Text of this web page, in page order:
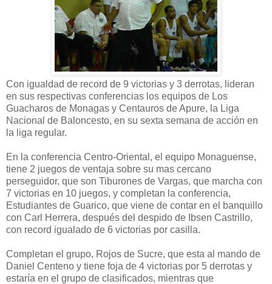
Con igualdad de record de 9 victorias y 3 derrotas, lideran
en sus respectivas conferencias los equipos de Los
Guacharos de Monagas y Centauros de Apure, la Liga
Nacional de Baloncesto, en su sexta semana de acción en
la liga regular.
En la conferencia Centro-Oriental, el equipo Monaguense,
tiene 2 juegos de ventaja sobre su mas cercano
perseguidor, que son Tiburones de Vargas, que marcha con
7 victorias en 10 juegos, y completan la conferencia,
Estudiantes de Guarico, que viene de contar en el banquillo
con Carl Herrera, después del despido de Ibsen Castrillo,
con record igualado de 6 victorias por casilla.
Completan el grupo, Rojos de Sucre, que esta al mando de
Daniel Centeno y tiene foja de 4 victorias por 5 derrotas y
estaría en el grupo de clasificados, mientras que